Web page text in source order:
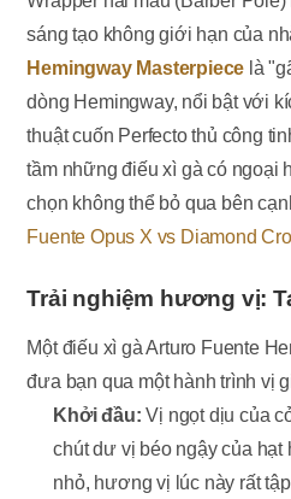
sáng tạo không giới hạn của
Hemingway Masterpiece là
dòng Hemingway, nổi bật với
thuật cuốn Perfecto thủ công
tầm những điếu xì gà có ngoại
chọn không thể bỏ qua bên
Fuente Opus X vs Diamond
Trải nghiệm hương vị:
Một điếu xì gà Arturo Fuente
đưa bạn qua một hành trình vị
Khởi đầu: Vị ngọt dịu của
chút dư vị béo ngậy của hạt
nhỏ, hương vị lúc này rất